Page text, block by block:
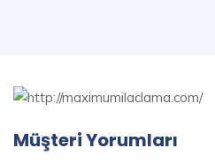
Müşteri Yorumları